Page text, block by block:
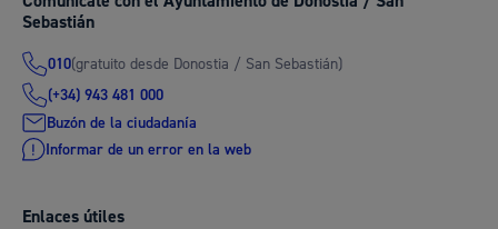
Sebastián
010(gratuito desde Donostia / San Sebastián)
(+34) 943 481 000
Buzón de la ciudadanía
Informar de un error en la web
Enlaces útiles